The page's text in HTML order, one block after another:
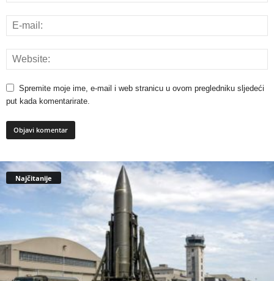
Spremite moje ime, e-mail i web stranicu u ovom pregledniku sljedeći
put kada komentarirate.
Najčitanije